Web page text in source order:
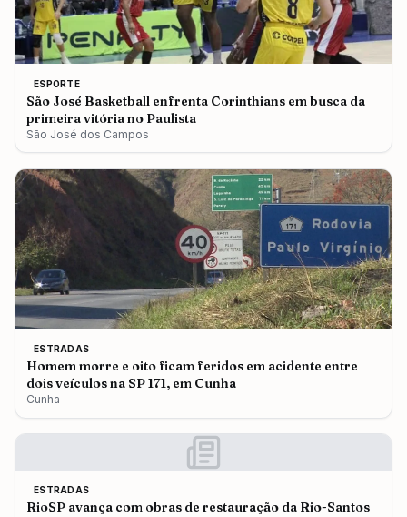
ESPORTE
São José Basketball enfrenta Corinthians em busca da
primeira vitória no Paulista
São José dos Campos
ESTRADAS
Homem morre e oito ficam feridos em acidente entre
dois veículos na SP 171, em Cunha
Cunha
ESTRADAS
RioSP avança com obras de restauração da Rio-Santos